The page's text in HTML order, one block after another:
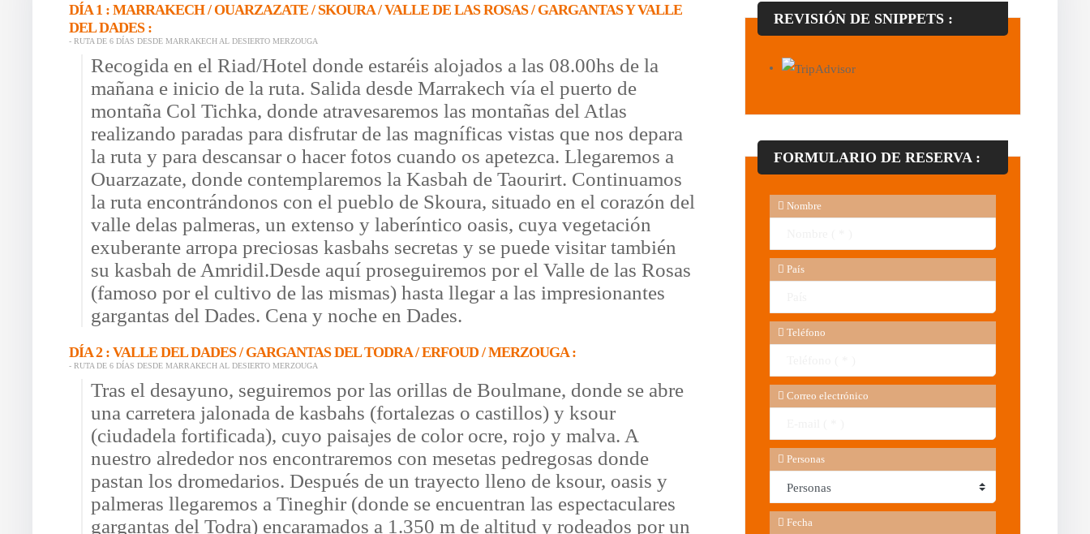
DÍA 1 : MARRAKECH / OUARZAZATE / SKOURA / VALLE DE LAS ROSAS / GARGANTAS Y VALLE
DEL DADES :
- RUTA DE 6 DÍAS DESDE MARRAKECH AL DESIERTO MERZOUGA
Recogida en el Riad/Hotel donde estaréis alojados a las 08.00hs de la
mañana e inicio de la ruta. Salida desde Marrakech vía el puerto de
montaña Col Tichka, donde atravesaremos las montañas del Atlas
realizando paradas para disfrutar de las magníficas vistas que nos depara
la ruta y para descansar o hacer fotos cuando os apetezca. Llegaremos a
Ouarzazate, donde contemplaremos la Kasbah de Taourirt. Continuamos
la ruta encontrándonos con el pueblo de Skoura, situado en el corazón del
valle delas palmeras, un extenso y laberíntico oasis, cuya vegetación
exuberante arropa preciosas kasbahs secretas y se puede visitar también
su kasbah de Amridil.Desde aquí proseguiremos por el Valle de las Rosas
(famoso por el cultivo de las mismas) hasta llegar a las impresionantes
gargantas del Dades. Cena y noche en Dades.
DÍA 2 : VALLE DEL DADES / GARGANTAS DEL TODRA / ERFOUD / MERZOUGA :
- RUTA DE 6 DÍAS DESDE MARRAKECH AL DESIERTO MERZOUGA
Tras el desayuno, seguiremos por las orillas de Boulmane, donde se abre
una carretera jalonada de kasbahs (fortalezas o castillos) y ksour
(ciudadela fortificada), cuyo paisajes de color ocre, rojo y malva. A
nuestro alrededor nos encontraremos con mesetas pedregosas donde
pastan los dromedarios. Después de un trayecto lleno de ksour, oasis y
palmeras llegaremos a Tineghir (donde se encuentran las espectaculares
gargantas del Todra) encaramados a 1.350 m de altitud y rodeados por un
REVISIÓN DE SNIPPETS :
FORMULARIO DE RESERVA :
Nombre
País
Teléfono
Correo electrónico
Personas
Fecha